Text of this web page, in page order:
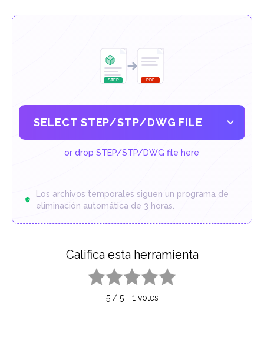
SELECT STEP/STP/DWG FILE
or drop STEP/STP/DWG file here
Los archivos temporales siguen un programa de
eliminación automática de 3 horas.
Califica esta herramienta
5/ 5- 1 votes